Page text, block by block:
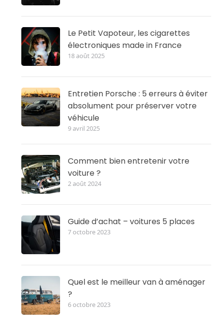
Le Petit Vapoteur, les cigarettes
électroniques made in France
18 août 2025
Entretien Porsche : 5 erreurs à éviter
absolument pour préserver votre
véhicule
9 avril 2025
Comment bien entretenir votre
voiture ?
2 août 2024
Guide d’achat – voitures 5 places
7 octobre 2023
Quel est le meilleur van à aménager
?
6 octobre 2023